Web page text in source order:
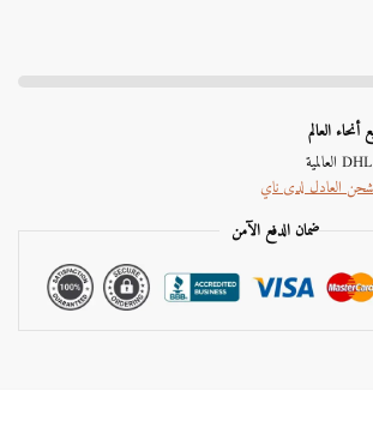
العالم
العادل لدى ناي
ضمان الدفع الآمن